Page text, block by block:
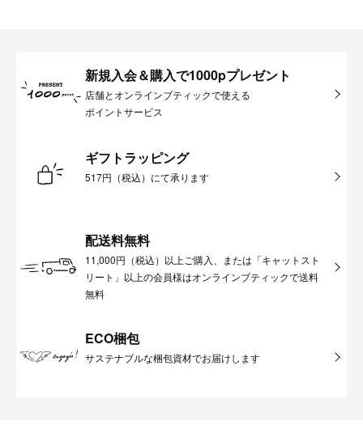
新規入会＆購入で1000pプレゼント
店舗とオンラインブティックで使える
ポイントサービス
ギフトラッピング
517円（税込）にて承ります
配送料無料
11,000円（税込）以上ご購入、または「キャットスト
リート」以上の会員様はオンラインブティックで送料
無料
ECO梱包
サステナブルな梱包資材でお届けします